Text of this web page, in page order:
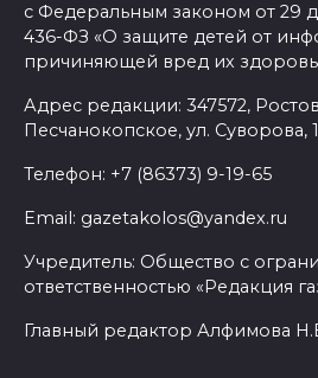
с Федеральным законом от 29
436-ФЗ «О защите детей от
причиняющей вред их
Адрес редакции: 347572,
Песчанокопское, ул. Суворова,
Телефон: +7 (86373) 9-19-65
Email: gazetakolos@yandex.ru
Учредитель: Общество с
ответственностью «Редакция
Главный редактор Алфимова